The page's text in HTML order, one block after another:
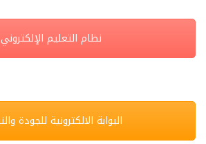
نظام التعليم الإلكتروني
البوابة الالكترونية للجودة